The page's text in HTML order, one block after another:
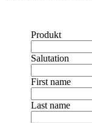
Produkt
Salutation
First name
Last name